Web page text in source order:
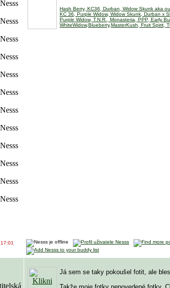
Hash Berry, KC36, Durban, Widow Skunk aka
KC 36, Purple Widow, Widow Skunk, Durban x
Purple Widow, T.N.R., Monasteria, PPP, Early
WhiteWidow,Blueberry,MasterKush, Fruit Spirit,
17:01
Já sem se taky pokoušel fotit, ale